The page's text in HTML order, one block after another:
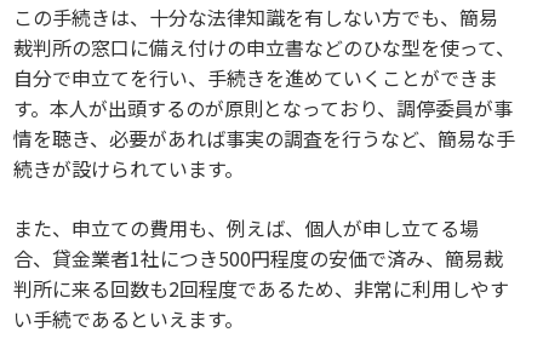
この手続きは、十分な法律知識を有しない方でも、簡易
裁判所の窓口に備え付けの申立書などのひな型を使って、
自分で申立てを行い、手続きを進めていくことができま
す。本人が出頭するのが原則となっており、調停委員が事
情を聴き、必要があれば事実の調査を行うなど、簡易な手
続きが設けられています。
また、申立ての費用も、例えば、個人が申し立てる場
合、貸金業者1社につき500円程度の安価で済み、簡易裁
判所に来る回数も2回程度であるため、非常に利用しやす
い手続であるといえます。